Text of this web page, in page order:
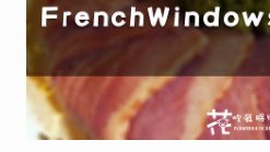
體
得，
提
供